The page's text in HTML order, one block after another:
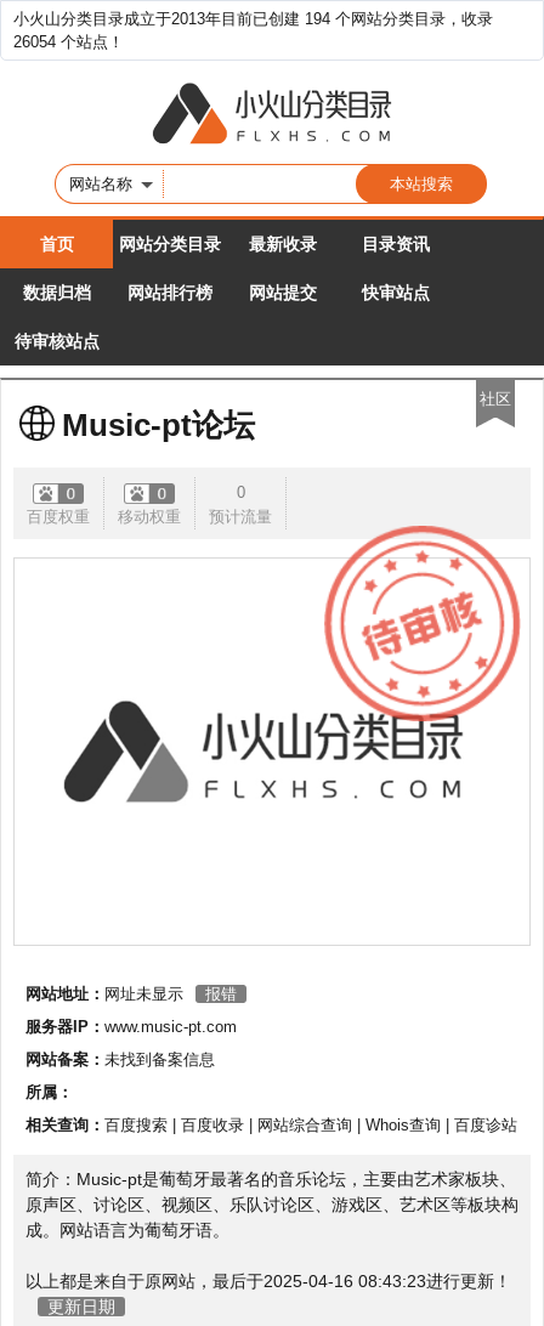
小火山分类目录成立于2013年目前已创建 194 个网站分类目录，收录
26054 个站点！
网站名称
首页 网站分类目录 最新收录 目录资讯
数据归档 网站排行榜 网站提交 快审站点
待审核站点
Music-pt论坛
百度权重 移动权重
0
预计流量
网站地址： 网址未显示
报错
服务器IP： www.music-pt.com
网站备案： 未找到备案信息
所属：
相关查询： 百度搜索 百度收录 网站综合查询 Whois查询 百度诊站
简介：Music-pt是葡萄牙最著名的音乐论坛，主要由艺术家板块、
原声区、讨论区、视频区、乐队讨论区、游戏区、艺术区等板块构
成。网站语言为葡萄牙语。
以上都是来自于原网站，最后于2025-04-16 08:43:23进行更新！
更新日期
社区